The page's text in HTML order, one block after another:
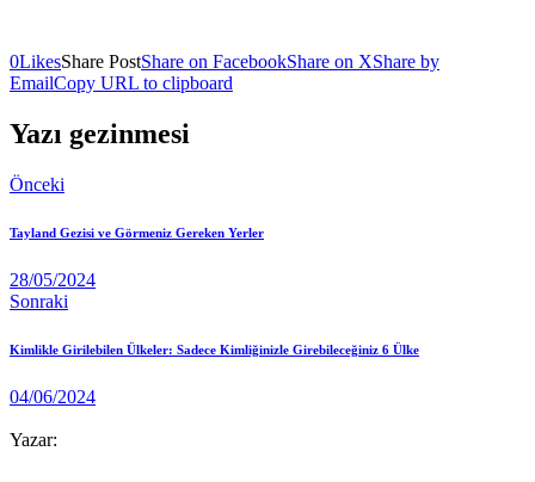
0LikesShare PostShare on FacebookShare on XShare by
EmailCopy URL to clipboard
Yazı gezinmesi
Önceki
Tayland Gezisi ve Görmeniz Gereken Yerler
28/05/2024
Sonraki
Kimlikle Girilebilen Ülkeler: Sadece Kimliğinizle Girebileceğiniz 6 Ülke
04/06/2024
Yazar: